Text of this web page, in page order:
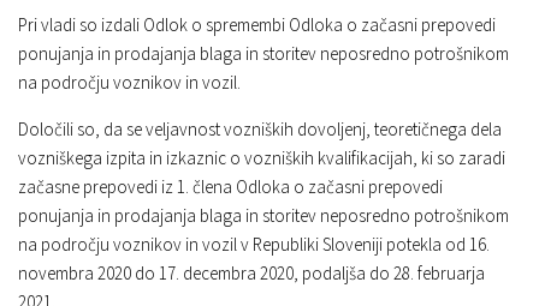
Pri vladi so izdali Odlok o spremembi Odloka o začasni prepovedi
ponujanja in prodajanja blaga in storitev neposredno potrošnikom
na področju voznikov in vozil.
Določili so, da se veljavnost vozniških dovoljenj, teoretičnega dela
vozniškega izpita in izkaznic o vozniških kvalifikacijah, ki so zaradi
začasne prepovedi iz 1. člena Odloka o začasni prepovedi
ponujanja in prodajanja blaga in storitev neposredno potrošnikom
na področju voznikov in vozil v Republiki Sloveniji potekla od 16.
novembra 2020 do 17. decembra 2020, podaljša do 28. februarja